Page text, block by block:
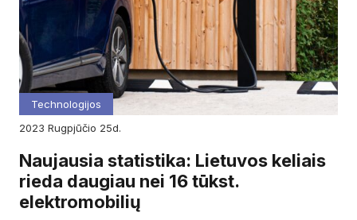
Technologijos
2023
rugpjūčio 25d.
Naujausia statistika: Lietuvos keliais
rieda daugiau nei 16 tūkst.
elektromobilių